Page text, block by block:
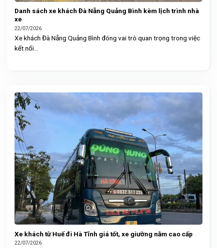
Danh sách xe khách Đà Nẵng Quảng Bình kèm lịch trình nhà
xe
22/07/2026
Xe khách Đà Nẵng Quảng Bình đóng vai trò quan trọng trong việc
kết nối...
Xe khách từ Huế đi Hà Tĩnh giá tốt, xe giường nằm cao cấp
22/07/2026